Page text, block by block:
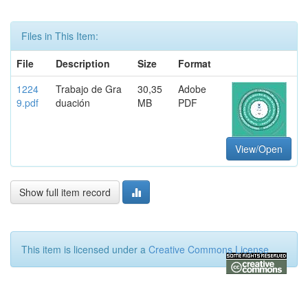
Files in This Item:
File
Description Size
Format
1224
9.pdf
Trabajo de Gra
duación
30,35
MB
Adobe
PDF
View/Open
Show full item record
This item is licensed under a Creative Commons License